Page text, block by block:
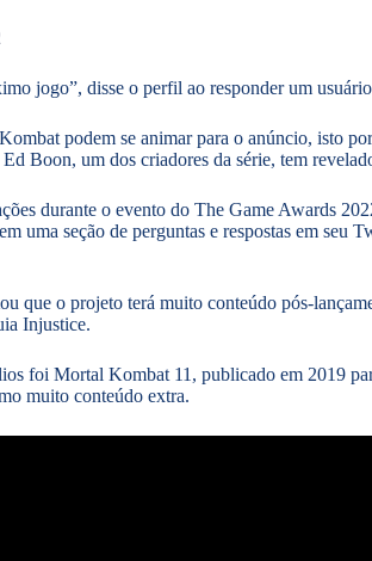
jogo”, disse o perfil ao responder um
podem se animar para o anúncio, isto
Boon, um dos criadores da série, tem
durante o evento do The Game Awards
uma seção de perguntas e respostas em
que o projeto terá muito conteúdo pós-
Injustice.
foi Mortal Kombat 11, publicado em 2019
muito conteúdo extra.